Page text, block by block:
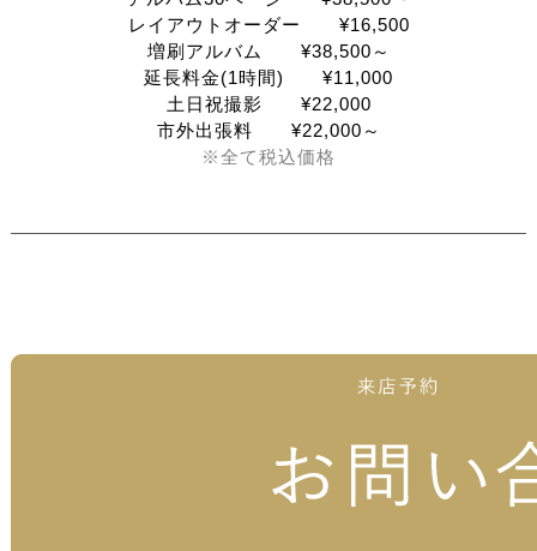
レイアウトオーダー ¥16,500
増刷アルバム ¥38,500～
延長料金(1時間) ¥11,000
土日祝撮影 ¥22,000
市外出張料 ¥22,000～
※全て税込価格